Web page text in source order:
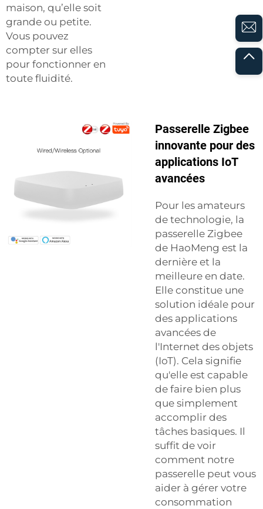
maison, qu’elle soit
grande ou petite.
Vous pouvez
compter sur elles
pour fonctionner en
toute fluidité.
Passerelle Zigbee
innovante pour des
applications IoT
avancées
Pour les amateurs
de technologie, la
passerelle Zigbee
de HaoMeng est la
dernière et la
meilleure en date.
Elle constitue une
solution idéale pour
des applications
avancées de
l'Internet des objets
(IoT). Cela signifie
qu'elle est capable
de faire bien plus
que simplement
accomplir des
tâches basiques. Il
suffit de voir
comment notre
passerelle peut vous
aider à gérer votre
consommation